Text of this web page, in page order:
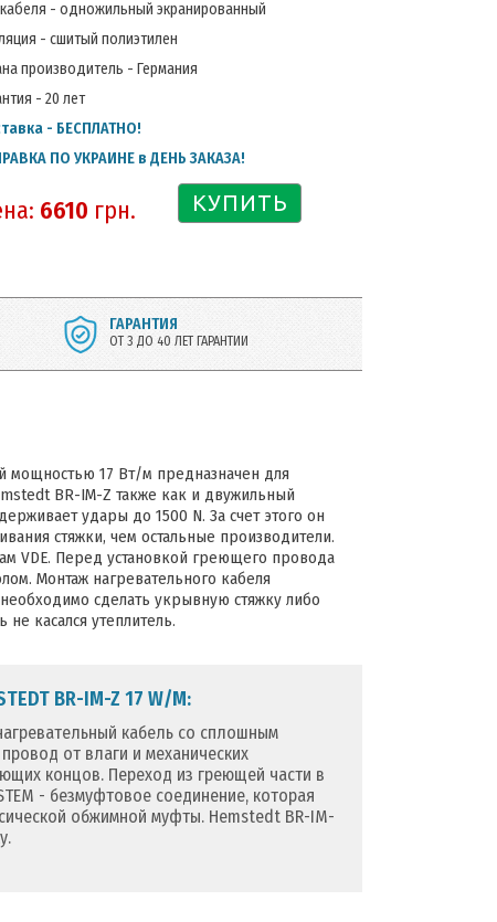
- одножильный экранированный
- сшитый полиэтилен
производитель - Германия
- 20 лет
- БЕСПЛАТНО!
ПО УКРАИНЕ в ДЕНЬ ЗАКАЗА!
6610 грн. КУПИТЬ
ГАРАНТИЯ
ОТ 3 ДО 40 ЛЕТ ГАРАНТИИ
мощностью 17 Вт/м предназначен для
BR-IM-Z также как и двужильный
удары до 1500 N. За счет этого он
стяжки, чем остальные производители.
VDE. Перед установкой греющего провода
Монтаж нагревательного кабеля
сделать укрывную стяжку либо
касался утеплитель.
BR-IM-Z 17 W/M:
кабель со сплошным
от влаги и механических
концов. Переход из греющей части в
- безмуфтовое соединение, которая
обжимной муфты. Hemstedt BR-IM-